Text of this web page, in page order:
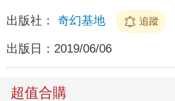
出版社： 奇幻基地 追蹤
出版日： 2019/06/06
超值合購